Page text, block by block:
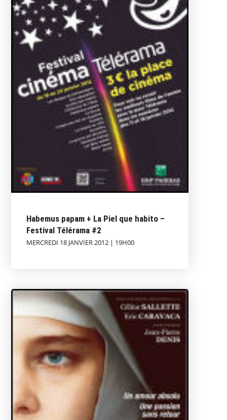
Habemus papam + La Piel que habito –
Festival Télérama #2
MERCREDI 18 JANVIER 2012 | 19H00